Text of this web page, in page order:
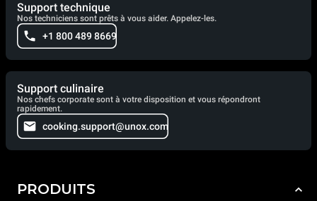
Support technique
Nos techniciens sont prêts à vous aider. Appelez-les.
+1 800 489 8669
Support culinaire
Nos chefs corporate sont à votre disposition et vous répondront
rapidement.
cooking.support@unox.com
PRODUITS